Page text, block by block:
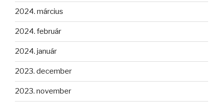
2024. március
2024. február
2024. január
2023. december
2023. november